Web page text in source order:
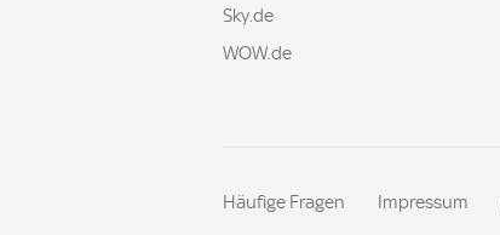
Sky.de
WOW.de
Häufige Fragen Impressum